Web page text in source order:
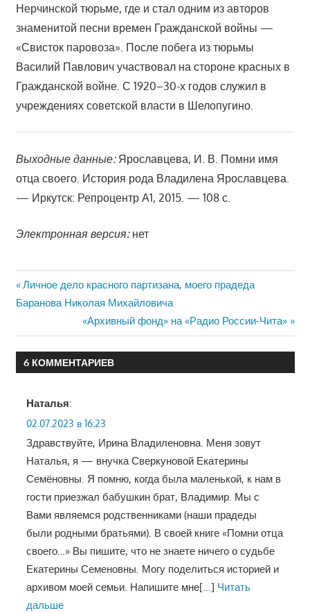
Нерчинской тюрьме, где и стал одним из авторов
знаменитой песни времен Гражданской войны —
«Свисток паровоза». После побега из тюрьмы
Василий Павлович участвовал на стороне красных в
Гражданской войне. С 1920–30-х годов служил в
учреждениях советской власти в Шелопугино.
Выходные данные:Ярославцева, И. В. Помни имя
отца своего. История рода Владилена Ярославцева.
— Иркутск: Репроцентр А1, 2015. — 108 с.
Электронная версия:нет
Навигация
по
записям
Предыдущая
запись:
Личное дело красного партизана, моего прадеда
Баранова Николая Михайловича
Следующая
запись:
«Архивный фонд» на «Радио России-Чита»
6 КОММЕНТАРИЕВ
Наталья:
02.07.2023 в 16:23
Здравствуйте, Ирина Владиленовна. Меня зовут
Наталья, я — внучка Сверкуновой Екатерины
Семёновны. Я помню, когда была маленькой, к нам в
гости приезжал бабушкин брат, Владимир. Мы с
Вами являемся родственниками (наши прадеды
были родными братьями). В своей книге «Помни отца
своего…» Вы пишите, что не знаете ничего о судьбе
Екатерины Семеновны. Могу поделиться историей и
архивом моей семьи. Напишите мне[...] Читать
дальше